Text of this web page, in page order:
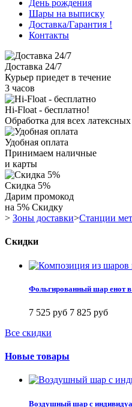
День рождения
Шары на выписку
Доставка/Гарантия !
Контакты
Доставка 24/7
Курьер приедет в течение
3 часов
Hi-Float - бесплатно!
Обработка для всех
Удобная оплата
Принимаем наличные
и карты
Скидка 5%
Дарим промокод
на 5% Скидку
> Зоны доставки>Станции
Скидки
Фольгированный шар енот
7 525 руб 7 825 руб
Все скидки
Новые товары
Воздушный шар с